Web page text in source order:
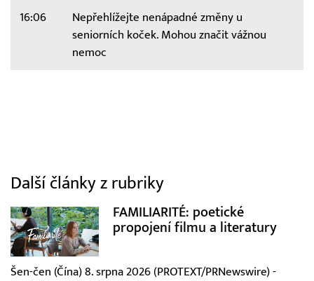
16:06
Nepřehlížejte nenápadné změny u
seniorních koček. Mohou značit vážnou
nemoc
Další články z rubriky
FAMILIARITÉ: poetické
propojení filmu a literatury
Šen-čen (Čína) 8. srpna 2026 (PROTEXT/PRNewswire) -